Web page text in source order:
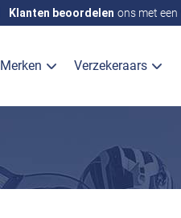
Klanten beoordelen ons met een
Merken Verzekeraars